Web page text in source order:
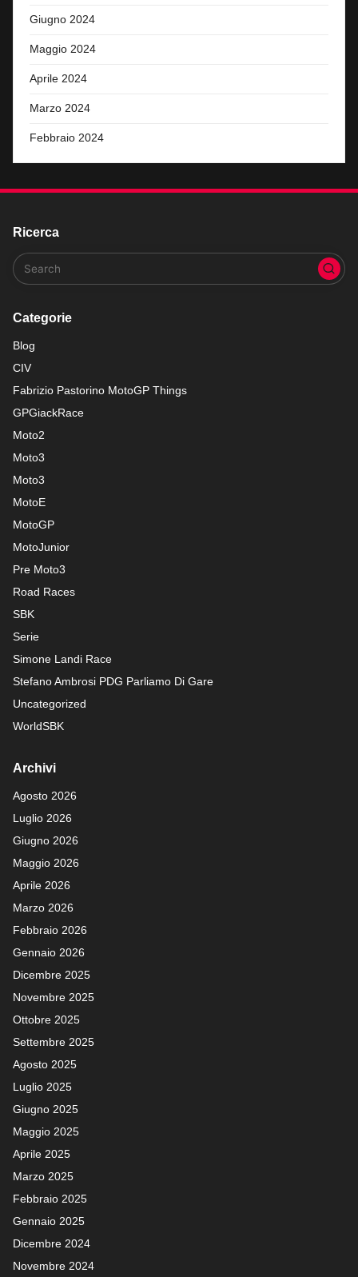
Giugno 2024
Maggio 2024
Aprile 2024
Marzo 2024
Febbraio 2024
Ricerca
Categorie
Blog
CIV
Fabrizio Pastorino MotoGP Things
GPGiackRace
Moto2
Moto3
Moto3
MotoE
MotoGP
MotoJunior
Pre Moto3
Road Races
SBK
Serie
Simone Landi Race
Stefano Ambrosi PDG Parliamo Di Gare
Uncategorized
WorldSBK
Archivi
Agosto 2026
Luglio 2026
Giugno 2026
Maggio 2026
Aprile 2026
Marzo 2026
Febbraio 2026
Gennaio 2026
Dicembre 2025
Novembre 2025
Ottobre 2025
Settembre 2025
Agosto 2025
Luglio 2025
Giugno 2025
Maggio 2025
Aprile 2025
Marzo 2025
Febbraio 2025
Gennaio 2025
Dicembre 2024
Novembre 2024